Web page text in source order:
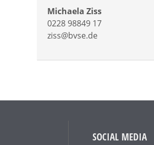
Michaela Ziss
0228 98849 17
ziss@bvse.de
SOCIAL MEDIA